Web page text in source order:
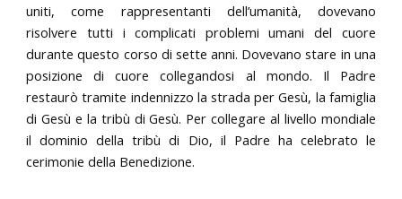
uniti, come rappresentanti dell’umanità, dovevano
risolvere tutti i complicati problemi umani del cuore
durante questo corso di sette anni. Dovevano stare in una
posizione di cuore collegandosi al mondo. Il Padre
restaurò tramite indennizzo la strada per Gesù, la famiglia
di Gesù e la tribù di Gesù. Per collegare al livello mondiale
il dominio della tribù di Dio, il Padre ha celebrato le
cerimonie della Benedizione.